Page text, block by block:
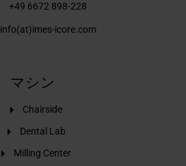
+49 6672 898-228
info(at)imes-icore.com
マシン
Chairside
Dental Lab
Milling Center